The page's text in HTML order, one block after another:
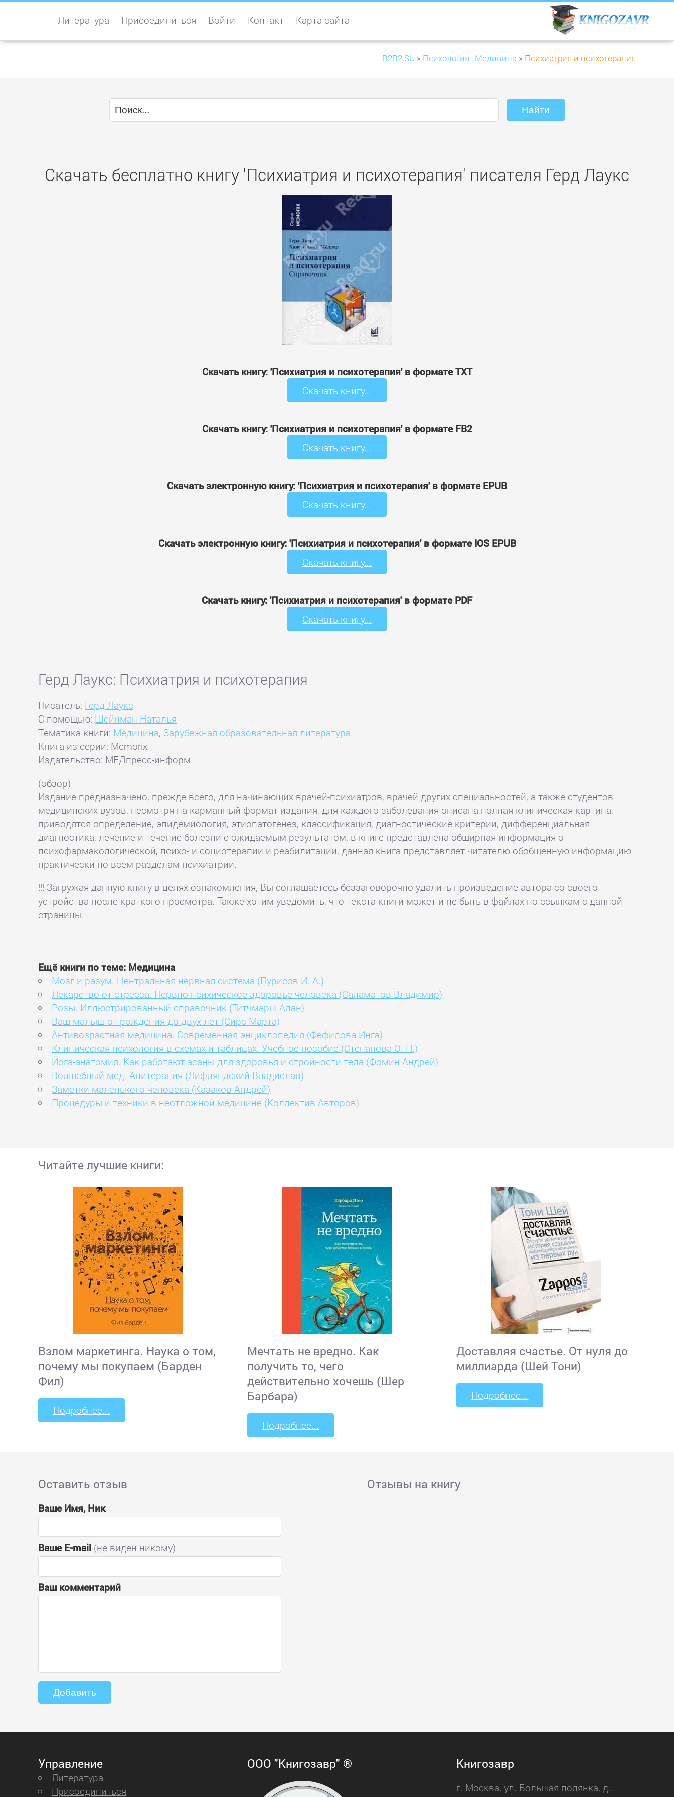
Литература Присоединиться Войти Контакт Карта сайта
B2B2.SU » Психология , Медицина » Психиатрия и психотерапия
Скачать бесплатно книгу 'Психиатрия и психотерапия' писателя Герд Лаукс
Скачать книгу: 'Психиатрия и психотерапия' в формате TXT
Скачать книгу...
Скачать книгу: 'Психиатрия и психотерапия' в формате FB2
Скачать книгу...
Скачать электронную книгу: 'Психиатрия и психотерапия' в формате EPUB
Скачать книгу...
Скачать электронную книгу: 'Психиатрия и психотерапия' в формате IOS EPUB
Скачать книгу...
Скачать книгу: 'Психиатрия и психотерапия' в формате PDF
Скачать книгу...
Герд Лаукс: Психиатрия и психотерапия
Писатель: Герд Лаукс
С помощью: Шейнман Наталья
Тематика книги: Медицина, Зарубежная образовательная литература
Книга из серии: Memorix
Издательство: МЕДпресс-информ
(обзор)
Издание предназначено, прежде всего, для начинающих врачей-психиатров, врачей других специальностей, а также студентов
медицинских вузов, несмотря на карманный формат издания, для каждого заболевания описана полная клиническая картина,
приводятся определение, эпидемиология, этиопатогенез, классификация, диагностические критерии, дифференциальная
диагностика, лечение и течение болезни с ожидаемым результатом, в книге представлена обширная информация о
психофармакологической, психо- и социотерапии и реабилитации, данная книга представляет читателю обобщенную информацию
практически по всем разделам психиатрии.
!!! Загружая данную книгу в целях ознакомления, Вы соглашаетесь беззаговорочно удалить произведение автора со своего
устройства после краткого просмотра. Также хотим уведомить, что текста книги может и не быть в файлах по ссылкам с данной
страницы.
Ещё книги по теме: Медицина
Мозг и разум. Центральная нервная система (Пурисов И. А.)
Лекарство от стресса. Нервно-психическое здоровье человека (Саламатов Владимир)
Розы. Иллюстрированный справочник (Титчмарш Алан)
Ваш малыш от рождения до двух лет (Сирс Марта)
Антивозрастная медицина. Современная энциклопедия (Фефилова Инга)
Клиническая психология в схемах и таблицах. Учебное пособие (Степанова О. П.)
Йога-анатомия. Как работают асаны для здоровья и стройности тела (Фомин Андрей)
Волшебный мед. Апитерапия (Лифляндский Владислав)
Заметки маленького человека (Казаков Андрей)
Процедуры и техники в неотложной медицине (Коллектив Авторов)
Читайте лучшие книги:
Взлом маркетинга. Наука о том,
почему мы покупаем (Барден
Фил)
Подробнее...
Мечтать не вредно. Как
получить то, чего
действительно хочешь (Шер
Барбара)
Подробнее...
Доставляя счастье. От нуля до
миллиарда (Шей Тони)
Подробнее...
Оставить отзыв
Ваше Имя, Ник
Ваше E-mail (не виден никому)
Ваш комментарий
Отзывы на книгу
Управление
Литература
Присоединиться
ООО "Книгозавр" ® Книгозавр
г. Москва, ул. Большая полянка, д.